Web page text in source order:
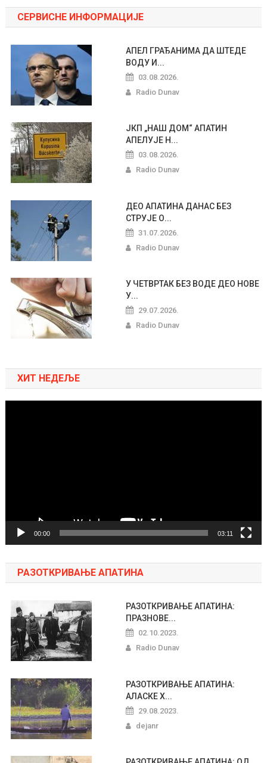
СЕРВИСНЕ ИНФОРМАЦИЈЕ
АПЕЛ ГРАЂАНИМА ДА ШТЕДЕ
ВОДУ И...
03.08.2026.
Radio Dunav
ЈКП „НАШ ДОМ“ АПАТИН
АПЕЛУЈЕ Н...
03.08.2026.
Radio Dunav
ДЕО АПАТИНА ДАНАС БЕЗ
СТРУЈЕ О...
31.07.2026.
Radio Dunav
У ЧЕТВРТАК БЕЗ ВОДЕ ДЕО НОВЕ
У...
29.07.2026.
Radio Dunav
ХИТ НЕДЕЉЕ
00:00 03:11
РАЗОТКРИВАЊЕ АПАТИНА
РАЗОТКРИВАЊЕ АПАТИНА:
ПРАЗНОВЕ...
02.10.2023.
Radio Dunav
РАЗОТКРИВАЊЕ АПАТИНА:
АЛАСКЕ Х...
29.08.2023.
dejanr